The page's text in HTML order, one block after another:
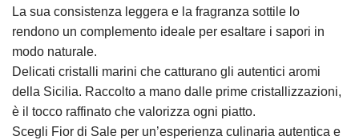
La sua consistenza leggera e la fragranza sottile lo
rendono un complemento ideale per esaltare i sapori in
modo naturale.
Delicati cristalli marini che catturano gli autentici aromi
della Sicilia. Raccolto a mano dalle prime cristallizzazioni,
è il tocco raffinato che valorizza ogni piatto.
Scegli Fior di Sale per un’esperienza culinaria autentica e